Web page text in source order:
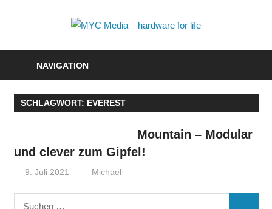
Media
–
for
NAVIGATION
SCHLAGWORT: EVEREST
Mountain – Modular
und clever zum Gipfel!
9. Juli 2021 Michael
Suchen